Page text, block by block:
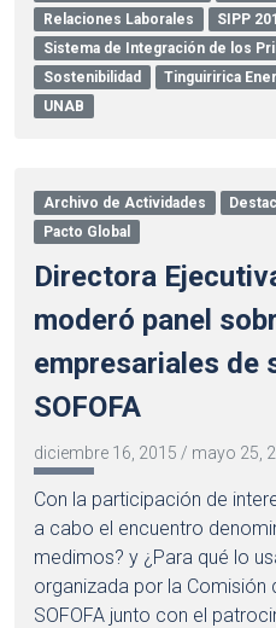
Relaciones Laborales
SIPP
Sistema de Integración de los
Sostenibilidad
Tinguiririca
UNAB
Archivo de Actividades
Pacto Global
Directora
moderó panel
empresariales de
SOFOFA
diciembre 16, 2015 / mayo 25,
Con la participación de
a cabo el encuentro
medimos? y ¿Para qué lo
organizada por la Comisión
SOFOFA junto con el